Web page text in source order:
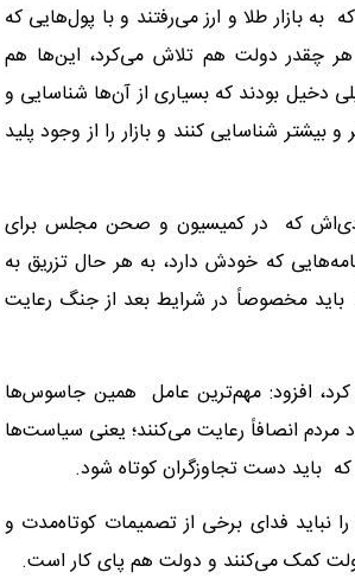
بازار طلا و ارز می‌رفتند و با پول‌هایی که
هر چقدر دولت هم تلاش می‌کرد، این‌ها هم
دخیل بودند که بسیاری از آن‌ها شناسایی و
شناسایی کنند و بازار را از وجود پلید
که در کمیسیون و صحن مجلس برای
که خودش دارد، به هر حال تزریق به
باید مخصوصاً در شرایط بعد از جنگ رعایت
افزود: مهم‌ترین عامل همین جاسوس‌ها
مردم انصافاً رعایت می‌کنند؛ یعنی سیاست‌ها
باید دست تجاوزگران کوتاه شود.
نباید فدای برخی از تصمیمات کوتاه‌مدت و
کمک می‌کنند و دولت هم پای کار است.